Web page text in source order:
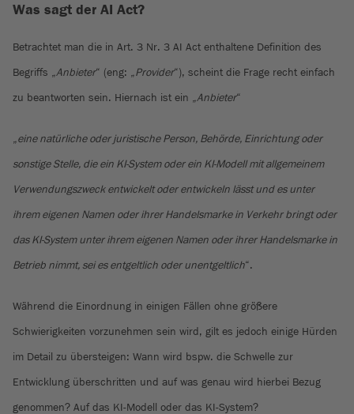
Was sagt der AI Act?
Betrachtet man die in Art. 3 Nr. 3 AI Act enthaltene Definition des
Begriffs „ Anbieter“ (eng: „ Provider“), scheint die Frage recht einfach
zu beantworten sein. Hiernach ist ein „ Anbieter“
eine natürliche oder juristische Person, Behörde, Einrichtung oder
sonstige Stelle, die ein KI-System oder ein KI-Modell mit allgemeinem
Verwendungszweck entwickelt oder entwickeln lässt und es unter
ihrem eigenen Namen oder ihrer Handelsmarke in Verkehr bringt oder
das KI-System unter ihrem eigenen Namen oder ihrer Handelsmarke in
Betrieb nimmt, sei es entgeltlich oder unentgeltlich“.
Während die Einordnung in einigen Fällen ohne größere
Schwierigkeiten vorzunehmen sein wird, gilt es jedoch einige Hürden
im Detail zu übersteigen: Wann wird bspw. die Schwelle zur
Entwicklung überschritten und auf was genau wird hierbei Bezug
genommen? Auf das KI-Modell oder das KI-System?